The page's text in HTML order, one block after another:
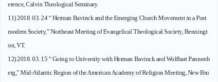
erence, Calvin Theological Seminary.
11) 2018. 03. 24 “ Herman Bavinck and the Emerging Church Movement in a Post
modern Society,” Northeast Meeting of Evangelical Theological Society, Benningt
on, VT.
12) 2018. 03. 15 “ Going to University with Herman Bavinck and Wolfhart Pannenb
erg,” Mid-Atlantic Region of the American Academy of Religion Meeting, New Bru